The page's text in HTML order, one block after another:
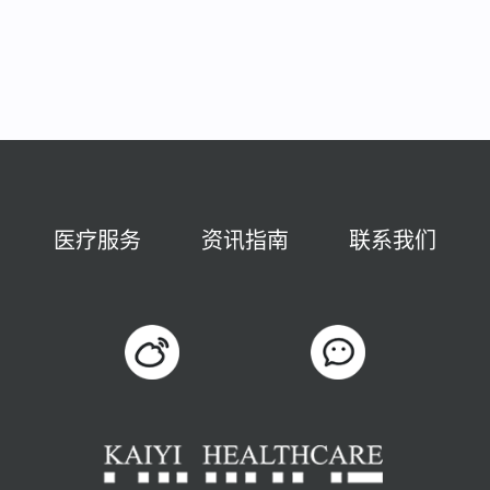
医疗服务 资讯指南 联系我们